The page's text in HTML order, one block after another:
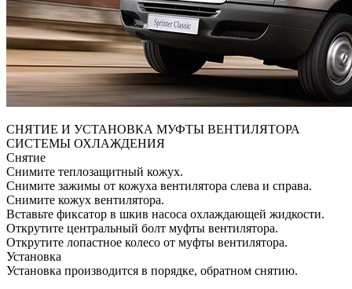
СНЯТИЕ И УСТАНОВКА МУФТЫ ВЕНТИЛЯТОРА
СИСТЕМЫ ОХЛАЖДЕНИЯ
Снятие
Снимите теплозащитный кожух.
Снимите зажимы от кожуха вентилятора слева и справа.
Снимите кожух вентилятора.
Вставьте фиксатор в шкив насоса охлаждающей жидкости.
Открутите центральный болт муфты вентилятора.
Открутите лопастное колесо от муфты вентилятора.
Установка
Установка производится в порядке, обратном снятию.